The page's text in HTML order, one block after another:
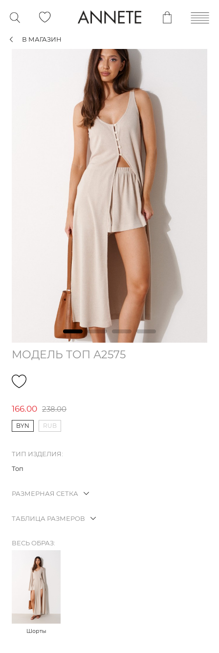
В МАГАЗИН
МОДЕЛЬ ТОП А2575
166.00 238.00
BYN RUB
ТИП ИЗДЕЛИЯ:
Топ
РАЗМЕРНАЯ СЕТКА
ТАБЛИЦА РАЗМЕРОВ
ВЕСЬ ОБРАЗ:
Шорты